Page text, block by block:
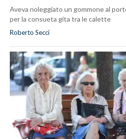
Aveva noleggiato un gommone al
per la consueta gita tra le calette
Roberto Secci